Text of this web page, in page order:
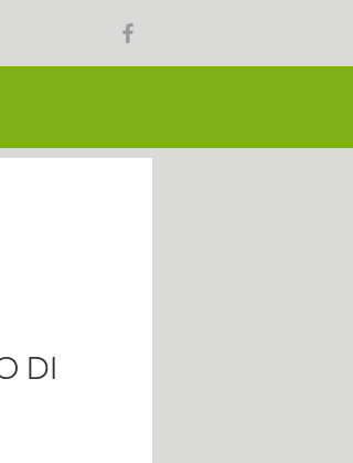
DI